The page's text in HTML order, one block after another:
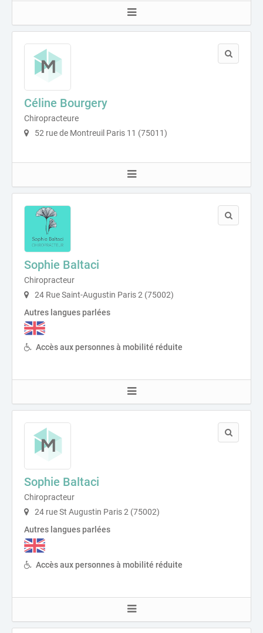
Céline Bourgery
Chiropracteure
52 rue de Montreuil Paris 11 (75011)
Sophie Baltaci
Chiropracteur
24 Rue Saint-Augustin Paris 2 (75002)
Autres langues parlées
Accès aux personnes à mobilité réduite
Sophie Baltaci
Chiropracteur
24 rue St Augustin Paris 2 (75002)
Autres langues parlées
Accès aux personnes à mobilité réduite